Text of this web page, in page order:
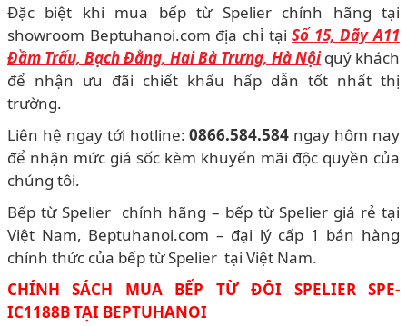
Đặc biệt khi mua bếp từ Spelier chính hãng tại
showroom Beptuhanoi.com địa chỉ tạiSố 15, Dãy A11
Đầm Trấu, Bạch Đằng, Hai Bà Trưng, Hà Nộiquý khách
để nhận ưu đãi chiết khấu hấp dẫn tốt nhất thị
trường.
Liên hệ ngay tới hotline:0866.584.584 ngay hôm nay
để nhận mức giá sốc kèm khuyến mãi độc quyền của
chúng tôi.
Bếp từ Spelier chính hãng – bếp từ Spelier giá rẻ tại
Việt Nam, Beptuhanoi.com – đại lý cấp 1 bán hàng
chính thức của bếp từ Spelier tại Việt Nam.
CHÍNH SÁCH MUA BẾP TỪ ĐÔI SPELIER SPE-
IC1188B TẠI BEPTUHANOI